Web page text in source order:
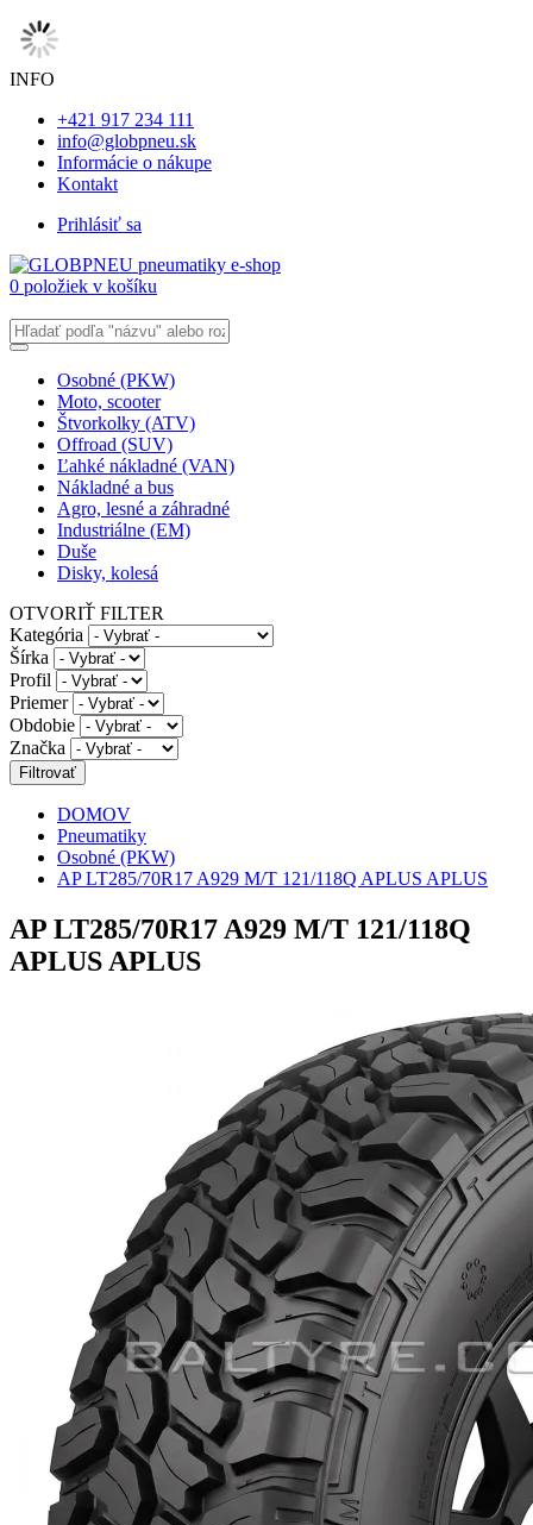
INFO
+421 917 234 111
info@globpneu.sk
Informácie o nákupe
Kontakt
Prihlásiť sa
0 položiek v košíku
Osobné (PKW)
Moto, scooter
Štvorkolky (ATV)
Offroad (SUV)
Ľahké nákladné (VAN)
Nákladné a bus
Agro, lesné a záhradné
Industriálne (EM)
Duše
Disky, kolesá
OTVORIŤ FILTER
Kategória
Šírka
Profil
Priemer
Obdobie
Značka
DOMOV
Pneumatiky
Osobné (PKW)
AP LT285/70R17 A929 M/T 121/118Q APLUS APLUS
AP LT285/70R17 A929 M/T 121/118Q
APLUS APLUS